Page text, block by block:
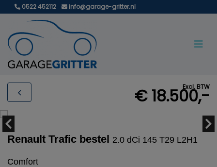
0522 452112 info@garage-gritter.nl
Excl. BTW
€ 18.500,-
Renault Trafic bestel 2.0 dCi 145 T29 L2H1
Comfort